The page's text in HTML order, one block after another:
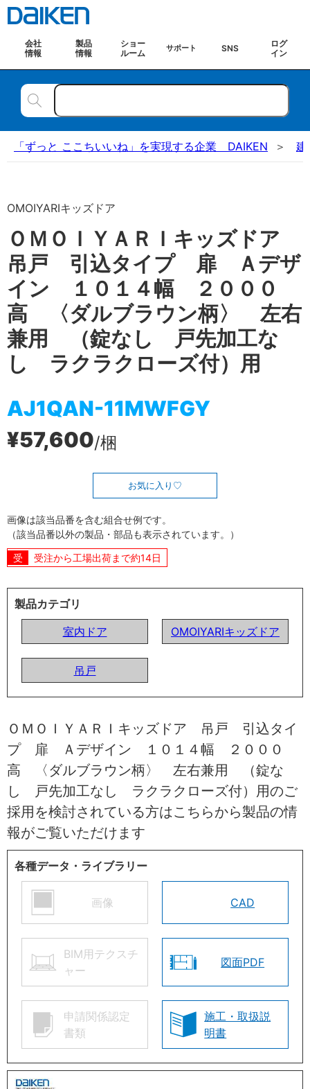
会社
情報
製品
情報
ショー
ルーム
サポート SNS
ログ
イン
「ずっと ここちいいね」を実現する企業 DAIKEN 建
OMOIYARIキッズドア
ＯＭＯＩＹＡＲＩキッズドア
吊戸 引込タイプ 扉 Ａデザ
イン １０１４幅 ２０００
高 〈ダルブラウン柄〉 左右
兼用 （錠なし 戸先加工な
し ラクラクローズ付）用
AJ1QAN-11MWFGY
¥57,600/梱
お気に入り
画像は該当品番を含む組合せ例です。
（該当品番以外の製品・部品も表示されています。）
受注から工場出荷まで約14日
製品カテゴリ
室内ドア
OMOIYARIキッズドア
吊戸
ＯＭＯＩＹＡＲＩキッズドア 吊戸 引込タイ
プ 扉 Ａデザイン １０１４幅 ２０００
高 〈ダルブラウン柄〉 左右兼用 （錠な
し 戸先加工なし ラクラクローズ付）用のご
採用を検討されている方はこちらから製品の情
報がご覧いただけます
各種データ・ライブラリー
画像 CAD
BIM用テクスチ
ャー
図面PDF
申請関係認定
書類
施工・取扱説
明書